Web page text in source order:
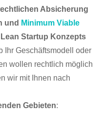
Absicherung
und Minimum Viable
Startup Konzepts
Ihr Geschäftsmodell oder
wollen rechtlich möglich
wir mit Ihnen nach
Gebieten: